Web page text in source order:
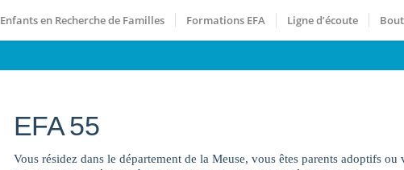
Enfants en Recherche de Familles Formations EFA Ligne d’écoute
EFA 55
Vous résidez dans le département de la Meuse, vous êtes parents adoptifs